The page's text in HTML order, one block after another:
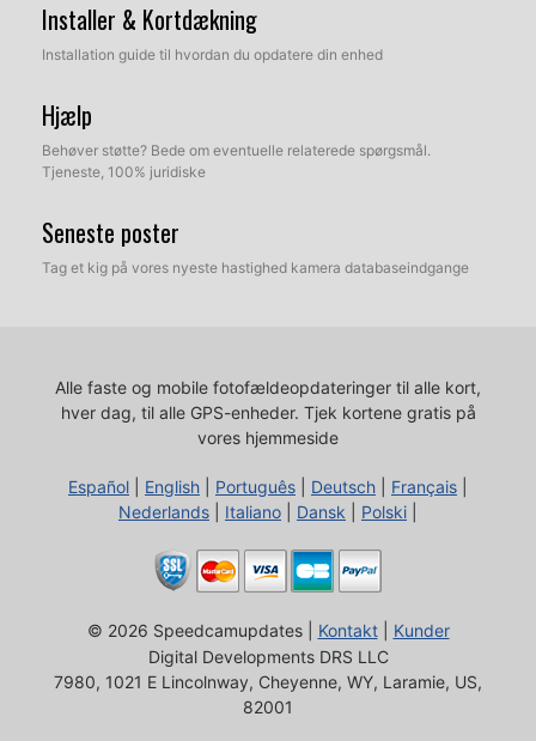
Installer & Kortdækning
Installation guide til hvordan du opdatere din enhed
Hjælp
Behøver støtte? Bede om eventuelle relaterede spørgsmål.
Tjeneste, 100% juridiske
Seneste poster
Tag et kig på vores nyeste hastighed kamera databaseindgange
Alle faste og mobile fotofældeopdateringer til alle kort,
hver dag, til alle GPS-enheder. Tjek kortene gratis på
vores hjemmeside
Español English Português Deutsch Français
Nederlands
Italiano Dansk Polski
© 2026 Speedcamupdates | Kontakt| Kunder
Digital Developments DRS LLC
7980, 1021 E Lincolnway, Cheyenne, WY, Laramie, US,
82001